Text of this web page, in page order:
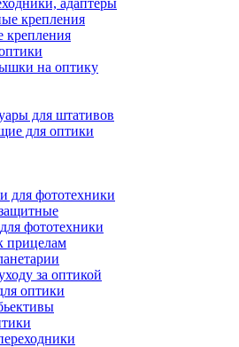
крепления
на оптику
для штативов
для оптики
для фототехники
фототехники
прицелам
за оптикой
оптики